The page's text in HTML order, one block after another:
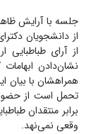
جلسه با آرایش
از دانشجویان
از آرای
نشان‌دادن
همراهشان با بیان
تحمل است از
برابر منتقدان
وقعی نمی‌نهد.